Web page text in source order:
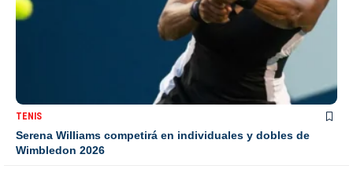
TENIS
Serena Williams competirá en individuales y dobles de
Wimbledon 2026